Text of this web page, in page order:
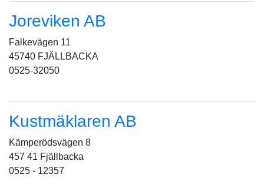
Joreviken AB
Falkevägen 11
45740 FJÄLLBACKA
0525-32050
Kustmäklaren AB
Kämperödsvägen 8
457 41 Fjällbacka
0525 - 12357